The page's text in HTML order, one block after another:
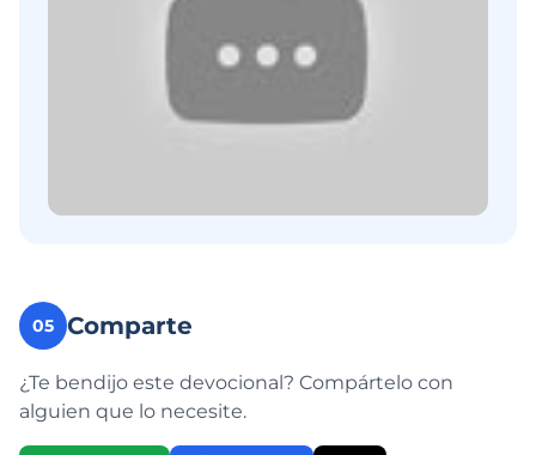
05 Comparte
¿Te bendijo este devocional? Compártelo con
alguien que lo necesite.